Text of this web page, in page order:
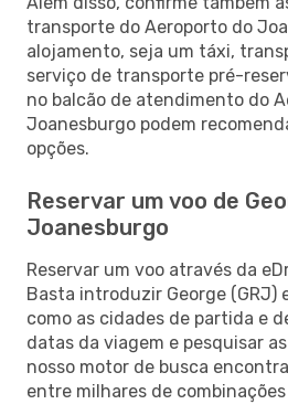
transporte do Aeroporto do
alojamento, seja um táxi,
serviço de transporte pré-
no balcão de atendimento do
Joanesburgo podem
opções.
Reservar um voo de
Joanesburgo
Reservar um voo através da
Basta introduzir George (GRJ)
como as cidades de partida e
datas da viagem e pesquisar
nosso motor de busca
entre milhares de